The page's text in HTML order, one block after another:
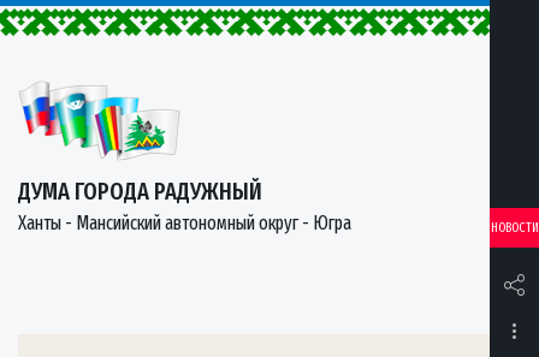
ДУМА ГОРОДА РАДУЖНЫЙ
Ханты - Мансийский автономный округ - Югра НОВОСТИ